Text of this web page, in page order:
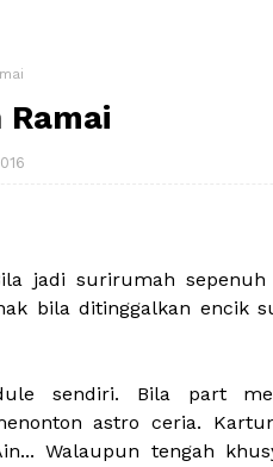
jadi surirumah sepenuh
bila ditinggalkan encik
sendiri. Bila part
astro ceria.
Walaupun tengah